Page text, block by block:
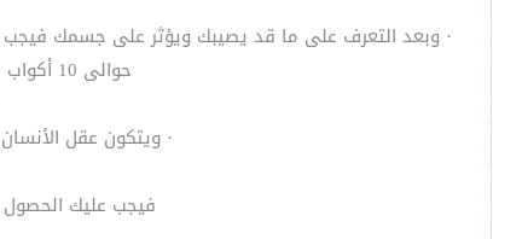
حوالى 10 أكواب من الماء يوميا ببساطة من خلال عمليات التنفس والتعرق واخراجات السموم مثل البول والبراز
· ويتكون عقل الأنسان من 75% مياه وعضلات الأنسان تحتوى على 75% ايضا والعظم يحتوى على
فيجب عليك